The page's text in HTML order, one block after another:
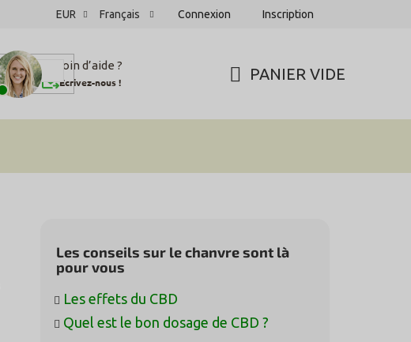
EUR Français Connexion Inscription
Besoin d’aide ?
Écrivez-nous ! PANIER VIDE
Les conseils sur le chanvre sont là
pour vous
Les effets du CBD
Quel est le bon dosage de CBD ?